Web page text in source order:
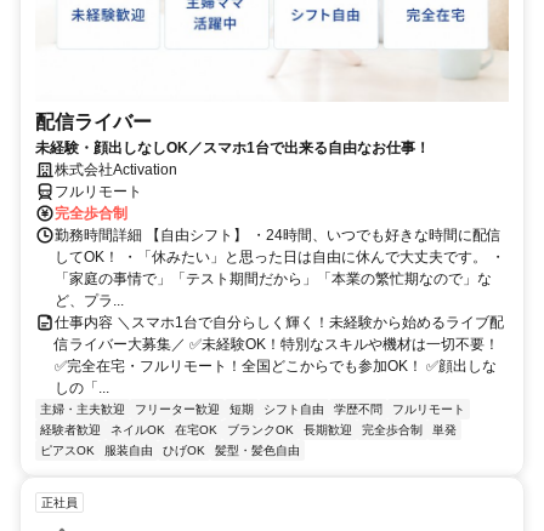
配信ライバー
未経験・顔出しなしOK／スマホ1台で出来る自由なお仕事！
株式会社Activation
フルリモート
完全歩合制
勤務時間詳細 【自由シフト】 ・24時間、いつでも好きな時間に配信
してOK！ ・「休みたい」と思った日は自由に休んで大丈夫です。 ・
「家庭の事情で」「テスト期間だから」「本業の繁忙期なので」な
ど、プラ...
仕事内容 ＼スマホ1台で自分らしく輝く！未経験から始めるライブ配
信ライバー大募集／ ✅未経験OK！特別なスキルや機材は一切不要！
✅完全在宅・フルリモート！全国どこからでも参加OK！ ✅顔出しな
しの「...
主婦・主夫歓迎 フリーター歓迎 短期 シフト自由 学歴不問
フルリモート
経験者歓迎
ネイルOK 在宅OK ブランクOK 長期歓迎 完全歩合制
単発
ピアスOK
服装自由 ひげOK 髪型・髪色自由
正社員